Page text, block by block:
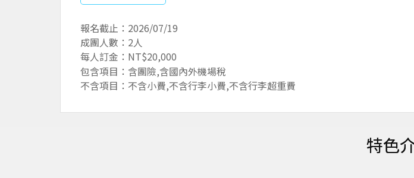
報名截止：2026/07/19
成團人數：2人
每人訂金：NT$20,000
包含項目：含團險,含國內外機場稅
不含項目：不含小費,不含行李小費,不含行李超重費
特色